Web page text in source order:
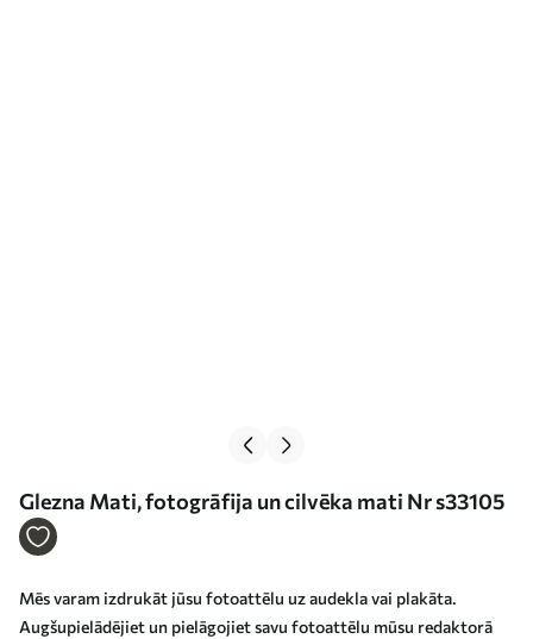
Glezna Mati, fotogrāfija un cilvēka mati Nr s33105
Mēs varam izdrukāt jūsu fotoattēlu uz audekla vai plakāta.
Augšupielādējiet un pielāgojiet savu fotoattēlu mūsu redaktorā